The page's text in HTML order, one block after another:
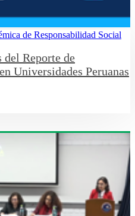
de Responsabilidad Social
del Reporte de
Universidades Peruanas